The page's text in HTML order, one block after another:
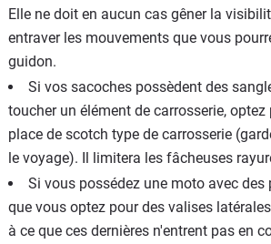
Elle ne doit en aucun cas gêner la
entraver les mouvements que vous
guidon.
Si vos sacoches possèdent des
toucher un élément de carrosserie, optez
place de scotch type de carrosserie
le voyage). Il limitera les fâcheuses
Si vous possédez une moto avec des
que vous optez pour des valises
à ce que ces dernières n'entrent pas en